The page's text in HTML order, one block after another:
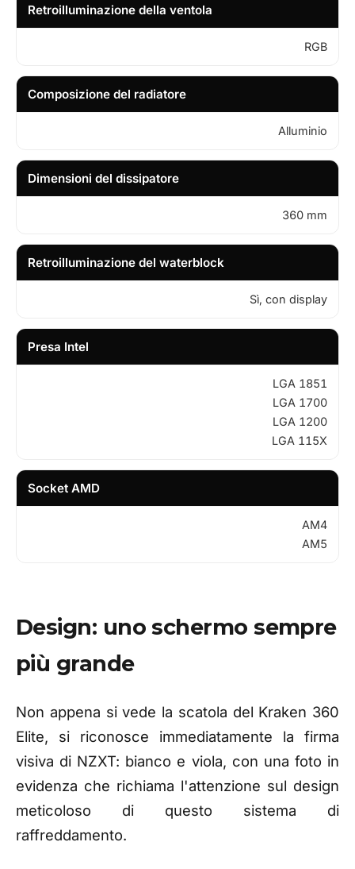
Retroilluminazione della ventola
RGB
Composizione del radiatore
Alluminio
Dimensioni del dissipatore
360 mm
Retroilluminazione del waterblock
Sì, con display
Presa Intel
LGA 1851
LGA 1700
LGA 1200
LGA 115X
Socket AMD
AM4
AM5
Design: uno schermo sempre
più grande
Non appena si vede la scatola del Kraken 360
Elite, si riconosce immediatamente la firma
visiva di NZXT: bianco e viola, con una foto in
evidenza che richiama l'attenzione sul design
meticoloso di questo sistema di
raffreddamento.